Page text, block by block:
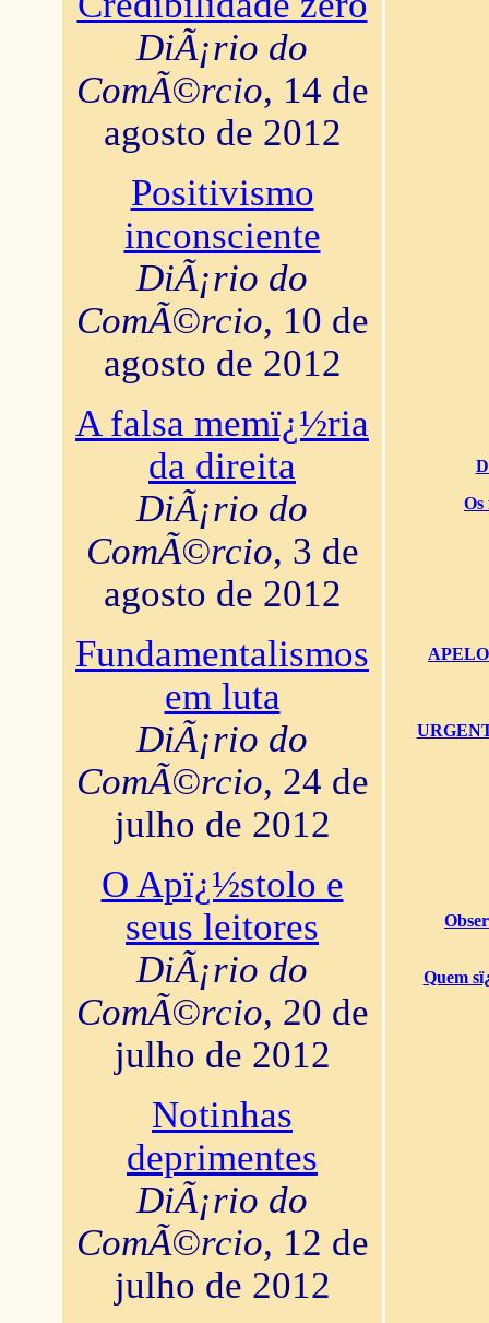
DiÃ¡rio do
ComÃ©rcio, 14 de
agosto de 2012
Positivismo
inconsciente
DiÃ¡rio do
ComÃ©rcio, 10 de
agosto de 2012
A falsa memï¿½ria
da direita
DiÃ¡rio do
ComÃ©rcio, 3 de
agosto de 2012
Fundamentalismos
em luta
DiÃ¡rio do
ComÃ©rcio, 24 de
julho de 2012
O Apï¿½stolo e
seus leitores
DiÃ¡rio do
ComÃ©rcio, 20 de
julho de 2012
Notinhas
deprimentes
DiÃ¡rio do
ComÃ©rcio, 12 de
julho de 2012
Os
Quem